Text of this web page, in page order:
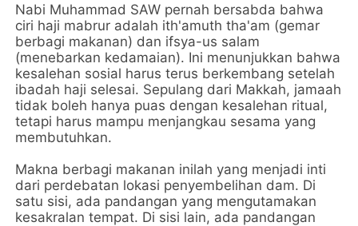
Nabi Muhammad SAW pernah bersabda bahwa
ciri haji mabrur adalah ith'amuth tha'am (gemar
berbagi makanan) dan ifsya-us salam
(menebarkan kedamaian). Ini menunjukkan bahwa
kesalehan sosial harus terus berkembang setelah
ibadah haji selesai. Sepulang dari Makkah, jamaah
tidak boleh hanya puas dengan kesalehan ritual,
tetapi harus mampu menjangkau sesama yang
membutuhkan.
Makna berbagi makanan inilah yang menjadi inti
dari perdebatan lokasi penyembelihan dam. Di
satu sisi, ada pandangan yang mengutamakan
kesakralan tempat. Di sisi lain, ada pandangan